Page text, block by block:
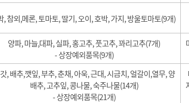
, 참외,메론, 토마토, 딸기, 오이, 호박, 가지, 방울토마토(9개)
양파, 마늘,대파, 실파, 홍고추, 풋고추, 꽈리고추(7개)
- 상장예외품목(9개)
, 배추,깻잎, 부추, 춘채, 아욱, 근대, 시금치, 얼갈이,열무, 양
배추, 고추잎, 콩나물, 숙주나물(14개)
- 상장예외품목(21개)